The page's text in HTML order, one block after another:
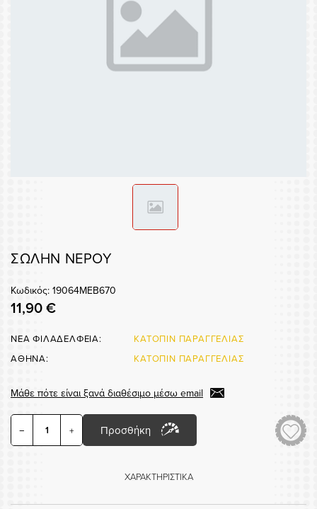
ΣΩΛΗΝ ΝΕΡΟΥ
Κωδικός: 19064MEB670
11,90 €
ΝΕΑ ΦΙΛΑΔΕΛΦΕΙΑ:
ΚΑΤΟΠΙΝ ΠΑΡΑΓΓΕΛΙΑΣ
ΑΘΗΝΑ:
ΚΑΤΟΠΙΝ ΠΑΡΑΓΓΕΛΙΑΣ
Μάθε πότε είναι ξανά διαθέσιμο μέσω email
− + Προσθήκη
ΧΑΡΑΚΤΗΡΙΣΤΙΚΑ